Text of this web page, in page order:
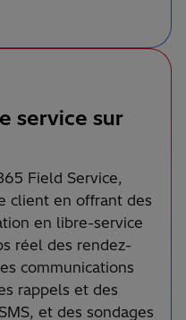
service sur
Field Service,
client en offrant des
en libre-service
réel des rendez-
communications
rappels et des
et des sondages